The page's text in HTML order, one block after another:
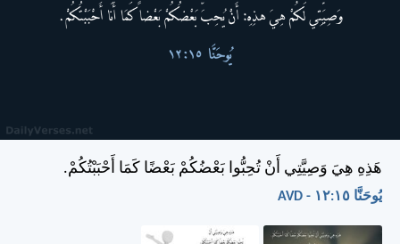
هَذِهِ هِيَ وَصِيَّتِي أَنْ تُحِبُّوا بَعْضُكُمْ بَعْضًا كَمَا أَحْبَبْتُكُمْ.
يُوحَنَّا ١٥:‏١٢ - AVD